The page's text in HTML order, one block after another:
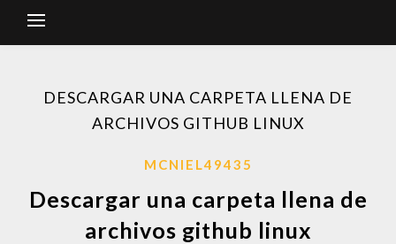
DESCARGAR UNA CARPETA LLENA DE
ARCHIVOS GITHUB LINUX
MCNIEL49435
Descargar una carpeta llena de
archivos github linux